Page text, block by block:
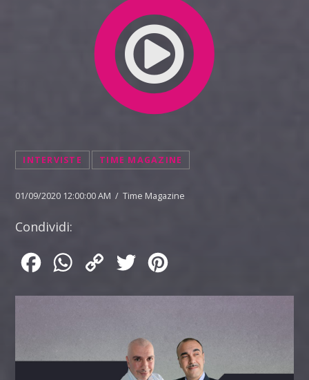
INTERVISTE TIME MAGAZINE
01/09/2020 12:00:00 AM / Time Magazine
Condividi:
FacebookWhatsApp
Copy
Twitter